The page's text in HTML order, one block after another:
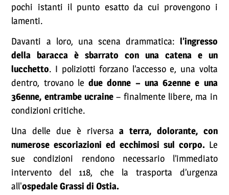
pochi istanti il punto esatto da cui provengono i
lamenti.
Davanti a loro, una scena drammatica: l’ingresso
della baracca è sbarrato con una catena e un
lucchetto. I poliziotti forzano l’accesso e, una volta
dentro, trovano ledue donne – una 62enne e una
36enne, entrambe ucraine – finalmente libere, ma in
condizioni critiche.
Una delle due è riversa a terra, dolorante, con
numerose escoriazioni ed ecchimosi sul corpo. Le
sue condizioni rendono necessario l’immediato
intervento del 118, che la trasporta d’urgenza
all'ospedale Grassi di Ostia.